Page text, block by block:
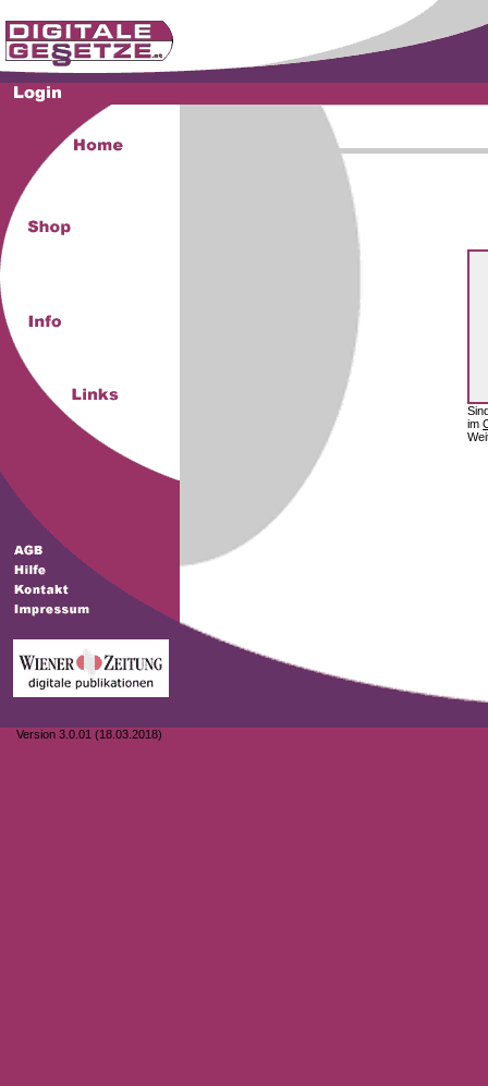
Version 3.0.01 (18.03.2018)
im